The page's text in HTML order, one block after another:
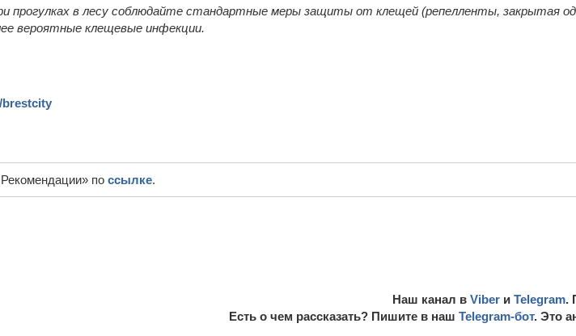
прогулках в лесу соблюдайте стандартные меры защиты от клещей (репелленты, закрытая
вероятные клещевые инфекции.
brestcity
по ссылке.
Наш канал в Viber и Telegram.
Есть о чем рассказать? Пишите в наш Telegram-бот. Это